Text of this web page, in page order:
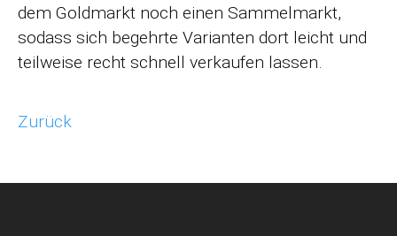
dem Goldmarkt noch einen Sammelmarkt,
sodass sich begehrte Varianten dort leicht und
teilweise recht schnell verkaufen lassen.
Zurück